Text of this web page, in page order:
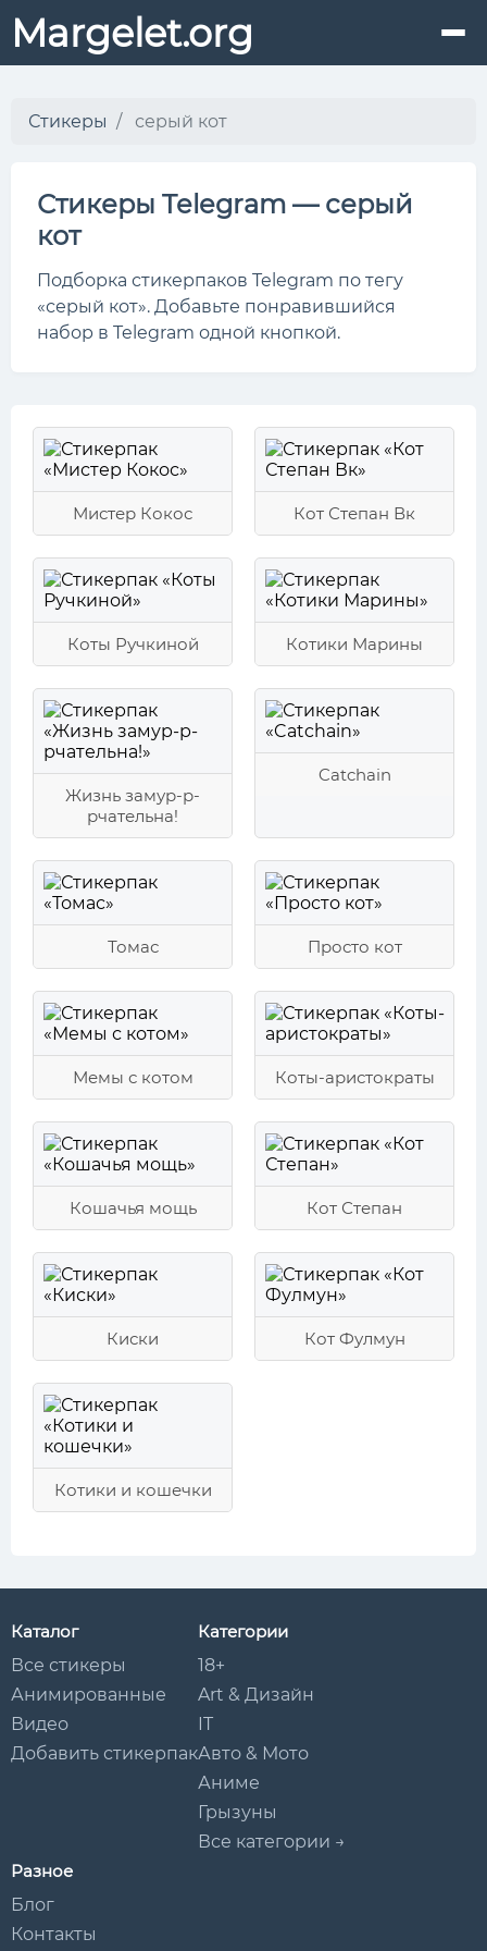
Margelet.org
Стикеры серый кот
Стикеры Telegram — серый
кот
Подборка стикерпаков Telegram по тегу
«серый кот». Добавьте понравившийся
набор в Telegram одной кнопкой.
Мистер Кокос Кот Степан Вк
Коты Ручкиной Котики Марины
Жизнь замур-р-
рчательна!
Catchain
Томас Просто кот
Мемы с котом Коты-аристократы
Кошачья мощь Кот Степан
Киски Кот Фулмун
Котики и кошечки
Каталог
Все стикеры
Анимированные
Видео
Добавить стикерпак
Категории
18+
Art & Дизайн
IT
Авто & Мото
Аниме
Грызуны
Все категории →
Разное
Блог
Контакты